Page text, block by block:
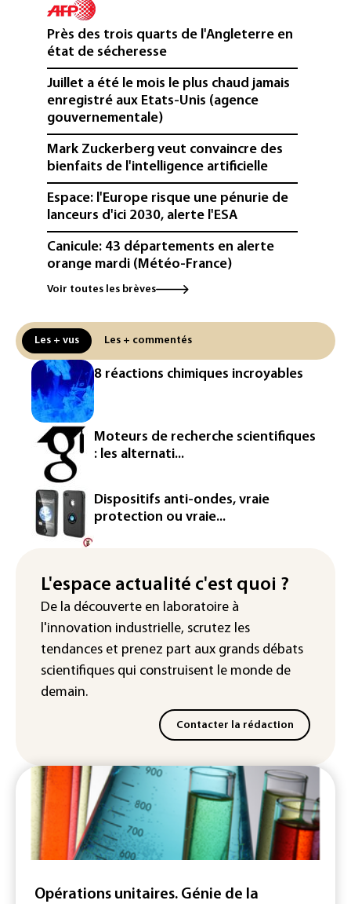
Près des trois quarts de l'Angleterre en
état de sécheresse
Juillet a été le mois le plus chaud jamais
enregistré aux Etats-Unis (agence
gouvernementale)
Mark Zuckerberg veut convaincre des
bienfaits de l'intelligence artificielle
Espace: l'Europe risque une pénurie de
lanceurs d'ici 2030, alerte l'ESA
Canicule: 43 départements en alerte
orange mardi (Météo-France)
France: 63% des nappes phréatiques
Pologne: les eaux de la Vistule à leur
plus bas historique à Varsovie (officiel)
Au moins 16 morts aux Philippines
après des pluies torrentielles
Sécheresse: près de 70% de la France
sous des mesures de restrictions d'eau
Chine : le typhon Dolphin provoque de
fortes pluies mais s'affaiblit
Voir toutes les brèves
Les + vus Les + commentés
8 réactions chimiques incroyables
Moteurs de recherche scientifiques
: les alternati...
Dispositifs anti-ondes, vraie
protection ou vraie...
L'espace actualité c'est quoi ?
De la découverte en laboratoire à
l'innovation industrielle, scrutez les
tendances et prenez part aux grands débats
scientifiques qui construisent le monde de
demain.
Contacter la rédaction
Opérations unitaires. Génie de la